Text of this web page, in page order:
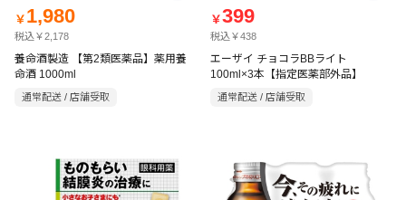
￥ 1,980
税込￥2,178
養命酒製造 【第2類医薬品】薬用養
命酒 1000ml
通常配送 / 店舗受取
￥399
税込￥438
エーザイ チョコラBBライト
100ml×3本【指定医薬部外品】
通常配送 / 店舗受取